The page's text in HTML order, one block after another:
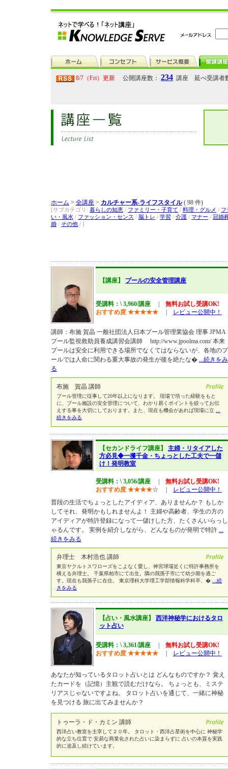
8/7（Fri）更新 公開講座数： 234 講座 延べ受講者
ホーム > 全講座 > カルチャー系-ライフスタイル( 98 件)
[サブカテゴリ: 暮らしの知恵 / ファミリー・子育て / 料理・グルメ / フ
い・風水 / ファッション・センス / 脳トレ / 学習 / 介護 / マナー / 冠婚
婚 / その他 / ]
【講座】 プールの安全管理講座
受講料：\ 3,960/講座
無料お試し受講OK!
おすすめ度 ★★★★★ レビュー公開中！
講師：布施 賀晶 一般社団法人日本プール管理業協会 理事 JPMA
プール監視救助員養成講習会講師 http://www.jpoolma.com/ 本来
プールは安全に利用できる場所でなくてはならないが、各地のプ
ールでは人命に関わる重大事故の発生が後を絶たな� ...続きをみ
る
布施 賀晶 講師
プール管理に従事して20年以上になります。 現場で培った経験をもと
に、プール施設の安全管理について、わかり易くポイントを絞ってお伝
えする事を大切にしております。また、現在も機会があれば現場に立
続きをみる
【セカンドライフ講座】 主婦・リタイアした
方必見◆一攫千金・ちょっとした工夫で一儲
け！発明教室
受講料：\ 3,056/講座
無料お試し受講OK!
おすすめ度 ★★★★☆
レビュー公開中！
普段の生活でちょっとしたアイディア、ありませんか？ もしか
してそれ、発明かもしれませんよ！ 主婦や高齢者、学生の方の
アイディアが特許登録になって一儲けした方、たくさんいらっし
ゃるんです。 実例を紹介しながら、どんなものが発明で特許 ...
続きをみる
弁理士 木村浩也 講師
東京ヤクルトスワローズをこよなく愛し、神宮球場近くに特許事務所を
構える弁理士。 千葉県柏市にて出生。隣の我孫子市にて幼少期を過ご
す。現在も我孫子に在住。 東京理科大学理工学部情報科学科卒、�
...続
きをみる
【占い・風水講座】 西洋神秘学におけるタロ
ット占い
受講料：\ 3,361/講座
無料お試し受講OK!
おすすめ度 ★★★★★ レビュー公開中！
あなたが知っているタロット占いとは どんなものですか？ 覚え
たカードを（記憶）主観で読むだけなら。 ちょっとも、ミステ
リアスじゃないですよね。 タロット占いを通じて、一緒に神秘
を見つける 旅に出てみませんか？
トゥーラ・ド・カミン 講師
西洋占い教室を主宰して２０年。 タロット・西洋占星術を中心に 神秘学
的な立ち位置で 安易な商業化された占いに染まらずに 占いの本質を実践
的に追及し続けています。